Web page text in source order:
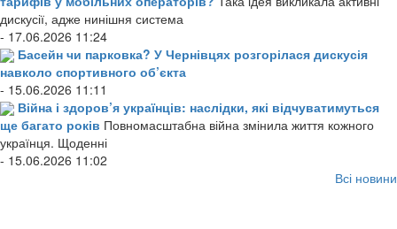
дискусії, адже нинішня система
- 17.06.2026 11:24
Басейн чи парковка? У Чернівцях розгорілася дискусія
навколо спортивного об’єкта
- 15.06.2026 11:11
Війна і здоров’я українців: наслідки, які відчуватимуться
ще багато років Повномасштабна війна змінила життя кожного
українця. Щоденні
- 15.06.2026 11:02
Всі новини